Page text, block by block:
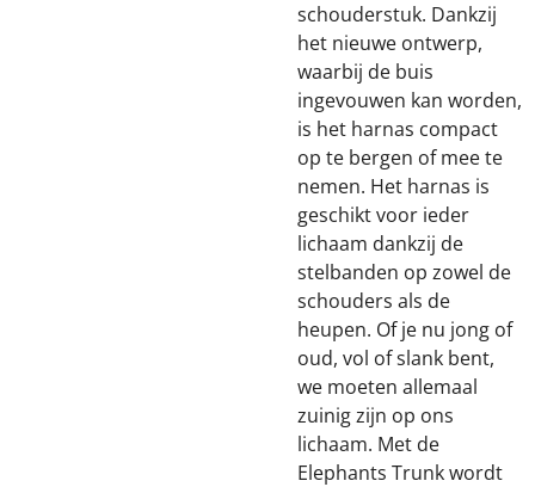
schouderstuk. Dankzij
het nieuwe ontwerp,
waarbij de buis
ingevouwen kan worden,
is het harnas compact
op te bergen of mee te
nemen. Het harnas is
geschikt voor ieder
lichaam dankzij de
stelbanden op zowel de
schouders als de
heupen. Of je nu jong of
oud, vol of slank bent,
we moeten allemaal
zuinig zijn op ons
lichaam. Met de
Elephants Trunk wordt